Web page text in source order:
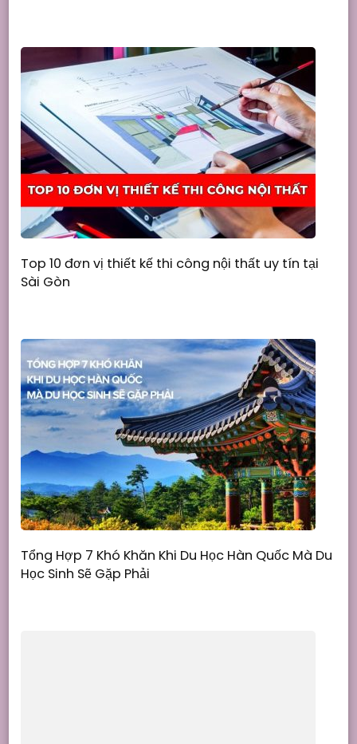
Top 10 đơn vị thiết kế thi công nội thất uy tín tại
Sài Gòn
Tổng Hợp 7 Khó Khăn Khi Du Học Hàn Quốc Mà Du
Học Sinh Sẽ Gặp Phải